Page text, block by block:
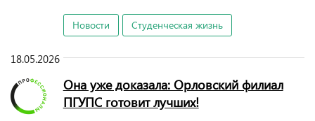
Новости Студенческая жизнь
18.05.2026
Она уже доказала: Орловский филиал
ПГУПС готовит лучших!